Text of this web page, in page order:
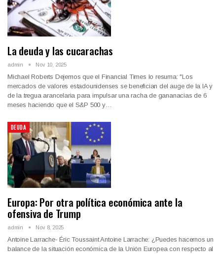
La deuda y las cucarachas
admin Nov 10, 2025
Michael Roberts Dejemos que el Financial Times lo resuma: "Los
mercados de valores estadounidenses se benefician del auge de la IA y
de la tregua arancelaria para impulsar una racha de gananacias de 6
meses haciendo que el S&P 500 y…
DEUDA
Europa: Por otra política económica ante la
ofensiva de Trump
admin Nov 8, 2025
Antoine Larrache- Éric Toussaint Antoine Larrache: ¿Puedes hacernos un
balance de la situación económica de la Unión Europea con respecto al